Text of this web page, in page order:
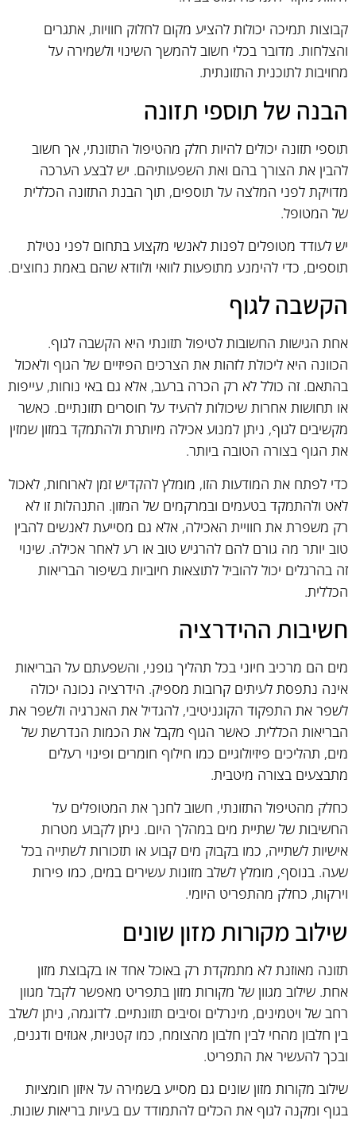
קבוצות תמיכה יכולות להציע מקום לחלוק חוויות, אתגרים
והצלחות. מדובר בכלי חשוב להמשך השינוי ולשמירה על
מחויבות לתוכנית התזונתית.
הבנה של תוספי תזונה
תוספי תזונה יכולים להיות חלק מהטיפול התזונתי, אך חשוב
להבין את הצורך בהם ואת השפעותיהם. יש לבצע הערכה
מדויקת לפני המלצה על תוספים, תוך הבנת התזונה הכללית
של המטופל.
יש לעודד מטופלים לפנות לאנשי מקצוע בתחום לפני נטילת
תוספים, כדי להימנע מתופעות לוואי ולוודא שהם באמת נחוצים.
הקשבה לגוף
אחת הגישות החשובות לטיפול תזונתי היא הקשבה לגוף.
הכוונה היא ליכולת לזהות את הצרכים הפיזיים של הגוף ולאכול
בהתאם. זה כולל לא רק הכרה ברעב, אלא גם באי נוחות, עייפות
או תחושות אחרות שיכולות להעיד על חוסרים תזונתיים. כאשר
מקשיבים לגוף, ניתן למנוע אכילה מיותרת ולהתמקד במזון שמזין
את הגוף בצורה הטובה ביותר.
כדי לפתח את המודעות הזו, מומלץ להקדיש זמן לארוחות, לאכול
לאט ולהתמקד בטעמים ובמרקמים של המזון. התנהלות זו לא
רק משפרת את חוויית האכילה, אלא גם מסייעת לאנשים להבין
טוב יותר מה גורם להם להרגיש טוב או רע לאחר אכילה. שינוי
זה בהרגלים יכול להוביל לתוצאות חיוביות בשיפור הבריאות
הכללית.
חשיבות ההידרציה
מים הם מרכיב חיוני בכל תהליך גופני, והשפעתם על הבריאות
אינה נתפסת לעיתים קרובות מספיק. הידרציה נכונה יכולה
לשפר את התפקוד הקוגניטיבי, להגדיל את האנרגיה ולשפר את
הבריאות הכללית. כאשר הגוף מקבל את הכמות הנדרשת של
מים, תהליכים פיזיולוגיים כמו חילוף חומרים ופינוי רעלים
מתבצעים בצורה מיטבית.
כחלק מהטיפול התזונתי, חשוב לחנך את המטופלים על
החשיבות של שתיית מים במהלך היום. ניתן לקבוע מטרות
אישיות לשתייה, כמו בקבוק מים קבוע או תזכורות לשתייה בכל
שעה. בנוסף, מומלץ לשלב מזונות עשירים במים, כמו פירות
וירקות, כחלק מהתפריט היומי.
שילוב מקורות מזון שונים
תזונה מאוזנת לא מתמקדת רק באוכל אחד או בקבוצת מזון
אחת. שילוב מגוון של מקורות מזון בתפריט מאפשר לקבל מגוון
רחב של ויטמינים, מינרלים וסיבים תזונתיים. לדוגמה, ניתן לשלב
בין חלבון מהחי לבין חלבון מהצומח, כמו קטניות, אגוזים ודגנים,
ובכך להעשיר את התפריט.
שילוב מקורות מזון שונים גם מסייע בשמירה על איזון חומציות
בגוף ומקנה לגוף את הכלים להתמודד עם בעיות בריאות שונות.